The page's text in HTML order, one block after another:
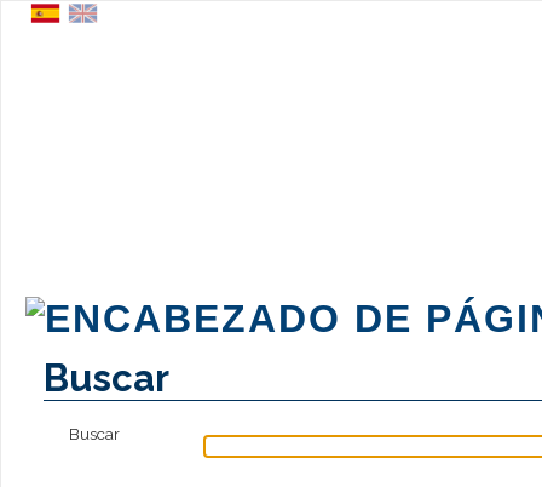
Buscar
Buscar